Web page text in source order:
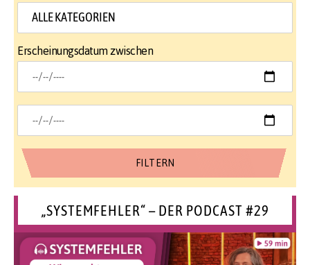
Erscheinungsdatum zwischen
„SYSTEMFEHLER“ – DER PODCAST #29